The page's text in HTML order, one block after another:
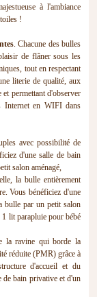
à l'ambiance
!
. Chacune des bulles
de flâner sous les
tout en respectant
literie de qualité, aux
permettant d'observer
Internet en WIFI dans
avec possibilité de
d'une salle de bain
salon aménagé,
la bulle entièrement
Vous bénéficiez d'une
bulle par un petit salon
lit parapluie pour bébé
la ravine qui borde la
réduite (PMR) grâce à
d'accueil et du
de bain privative et d'un